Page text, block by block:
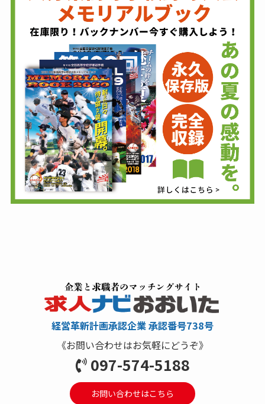
経営革新計画承認企業 承認番号738号
《お問い合わせはお気軽にどうぞ》
097-574-5188
お問い合わせはこちら